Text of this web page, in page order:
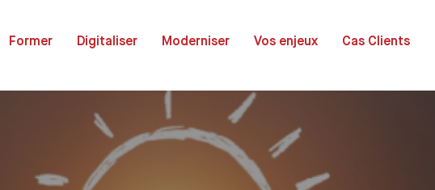
Former Digitaliser Moderniser Vos enjeux Cas Clients